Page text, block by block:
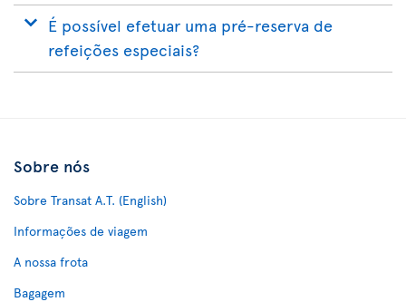
É possível efetuar uma pré-reserva de
refeições especiais?
Sobre nós
Sobre Transat A.T. (English)
Informações de viagem
A nossa frota
Bagagem